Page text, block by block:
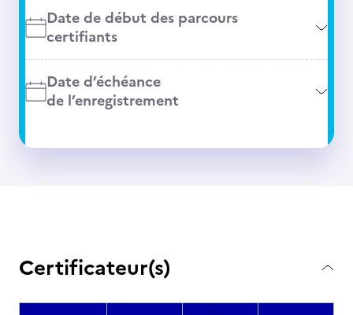
Date de début des parcours
certifiants
Date d’échéance
de l’enregistrement
Certificateur(s)